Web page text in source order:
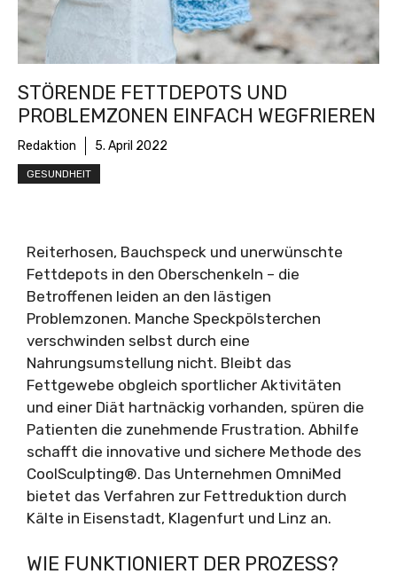
STÖRENDE FETTDEPOTS UND
PROBLEMZONEN EINFACH WEGFRIEREN
Redaktion 5. April 2022
GESUNDHEIT
Reiterhosen, Bauchspeck und unerwünschte
Fettdepots in den Oberschenkeln – die
Betroffenen leiden an den lästigen
Problemzonen. Manche Speckpölsterchen
verschwinden selbst durch eine
Nahrungsumstellung nicht. Bleibt das
Fettgewebe obgleich sportlicher Aktivitäten
und einer Diät hartnäckig vorhanden, spüren die
Patienten die zunehmende Frustration. Abhilfe
schafft die innovative und sichere Methode des
CoolSculpting®. Das Unternehmen OmniMed
bietet das Verfahren zur Fettreduktion durch
Kälte in Eisenstadt, Klagenfurt und Linz an.
WIE FUNKTIONIERT DER PROZESS?